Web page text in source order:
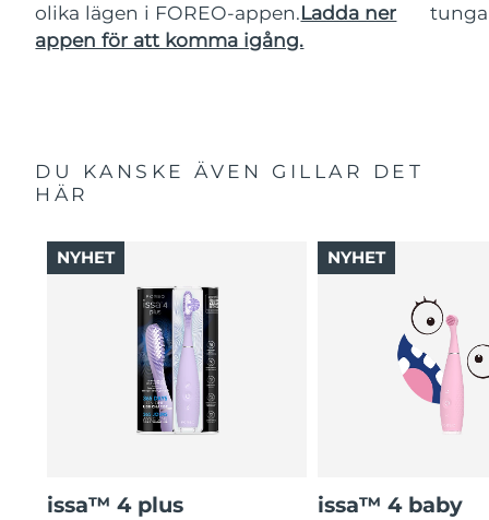
olika lägen i FOREO-appen.Ladda ner
appen för att komma igång.
DU KANSKE ÄVEN GILLAR DET
HÄR
issa™ 4 plus
NYHET
issa™ 4 baby
NYHET